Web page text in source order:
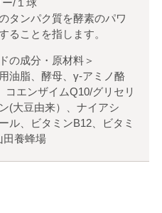
タンパク質を酵素のパワ
ることを指します。
の成分・原材料＞
油脂、酵母、γ-アミノ酪
エンザイムQ10/グリセリ
(大豆由来）、ナイアシ
ル、ビタミンB12、ビタミ
田養蜂場